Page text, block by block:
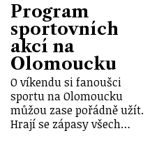
Program
sportovních
akcí na
Olomoucku
O víkendu si fanoušci
sportu na Olomoucku
můžou zase pořádně užít.
Hrají se zápasy všech…